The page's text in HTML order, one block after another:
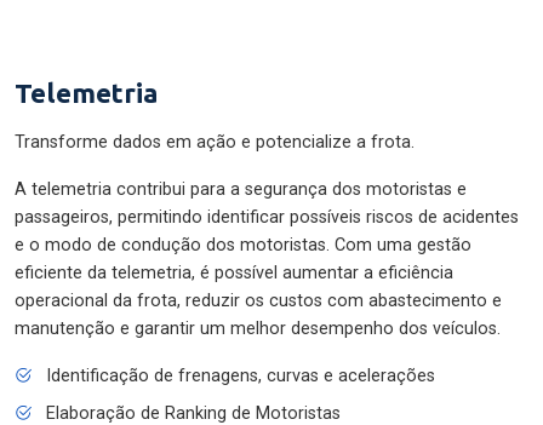
Telemetria
Transforme dados em ação e potencialize a frota.
A telemetria contribui para a segurança dos motoristas e
passageiros, permitindo identificar possíveis riscos de acidentes
e o modo de condução dos motoristas. Com uma gestão
eficiente da telemetria, é possível aumentar a eficiência
operacional da frota, reduzir os custos com abastecimento e
manutenção e garantir um melhor desempenho dos veículos.
Identificação de frenagens, curvas e acelerações
Elaboração de Ranking de Motoristas